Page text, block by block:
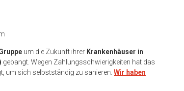
um die Zukunft ihrer Krankenhäuser in
gebangt. Wegen Zahlungsschwierigkeiten hat das
um sich selbstständig zu sanieren. Wir haben